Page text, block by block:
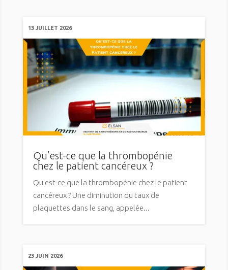
13 JUILLET 2026
Qu’est-ce que la thrombopénie
chez le patient cancéreux ?
Qu'est-ce que la thrombopénie chez le patient
cancéreux ? Une diminution du taux de
plaquettes dans le sang, appelée...
23 JUIN 2026